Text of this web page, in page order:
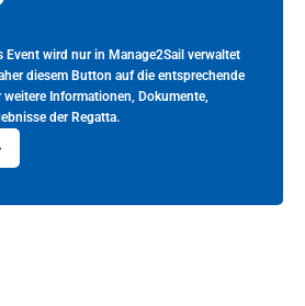
Event wird nur in Manage2Sail verwaltet
diesem Button auf die entsprechende
weitere Informationen, Dokumente,
der Regatta.